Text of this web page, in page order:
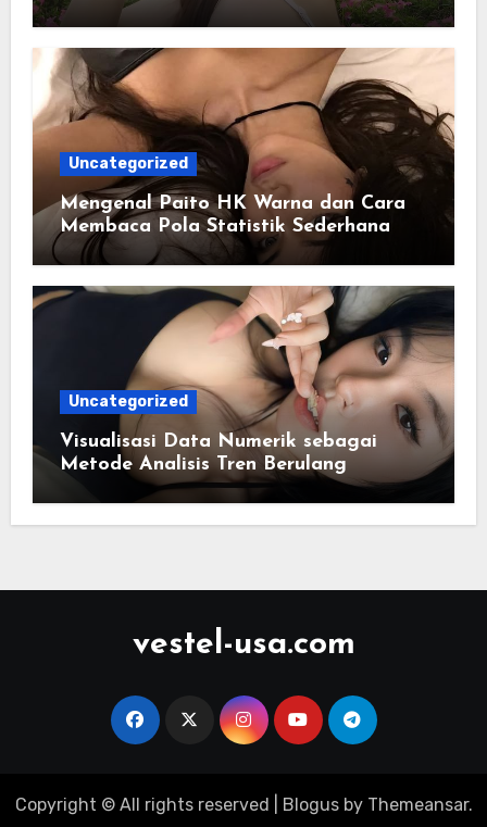
Uncategorized
Mengenal Paito HK Warna dan Cara
Membaca Pola Statistik Sederhana
Uncategorized
Visualisasi Data Numerik sebagai
Metode Analisis Tren Berulang
vestel-usa.com
Copyright © All rights reserved Blogusby Themeansar.